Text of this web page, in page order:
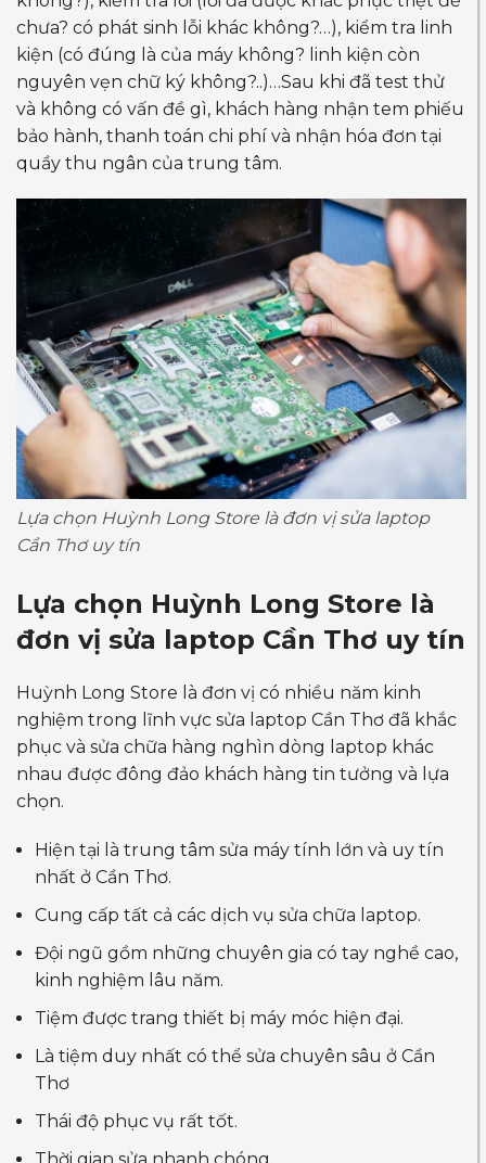
chưa? có phát sinh lỗi khác không?…), kiểm tra linh
kiện (có đúng là của máy không? linh kiện còn
nguyên vẹn chữ ký không?..)…Sau khi đã test thử
và không có vấn đề gì, khách hàng nhận tem phiếu
bảo hành, thanh toán chi phí và nhận hóa đơn tại
quầy thu ngân của trung tâm.
Lựa chọn Huỳnh Long Store là đơn vị sửa laptop
Cần Thơ uy tín
Lựa chọn Huỳnh Long Store là
đơn vị sửa laptop Cần Thơ uy tín
Huỳnh Long Store là đơn vị có nhiều năm kinh
nghiệm trong lĩnh vực sửa laptop Cần Thơ đã khắc
phục và sửa chữa hàng nghìn dòng laptop khác
nhau được đông đảo khách hàng tin tưởng và lựa
chọn.
Hiện tại là trung tâm sửa máy tính lớn và uy tín
nhất ở Cần Thơ.
Cung cấp tất cả các dịch vụ sửa chữa laptop.
Đội ngũ gồm những chuyên gia có tay nghề cao,
kinh nghiệm lâu năm.
Tiệm được trang thiết bị máy móc hiện đại.
Là tiệm duy nhất có thể sửa chuyên sâu ở Cần
Thơ
Thái độ phục vụ rất tốt.
Thời gian sửa nhanh chóng.